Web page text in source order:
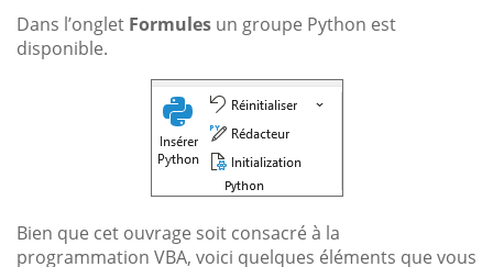
Dans l’onglet Formules un groupe Python est
disponible.
Bien que cet ouvrage soit consacré à la
programmation VBA, voici quelques éléments que vous